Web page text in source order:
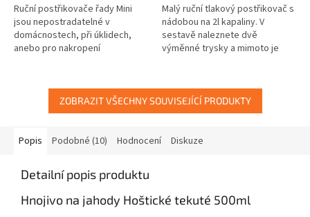
Ruční postřikovače řady Mini
jsou nepostradatelné v
domácnostech, při úklidech,
anebo pro nakropení
jeho regulace na...
Malý ruční tlakový postřikovač s
nádobou na 2l kapaliny. V
sestavě naleznete dvě
výměnné trysky a mimoto je
s...
ZOBRAZIT VŠECHNY SOUVISEJÍCÍ PRODUKTY
Popis Podobné (10) Hodnocení Diskuze
Detailní popis produktu
Hnojivo na jahody Hoštické tekuté 500ml